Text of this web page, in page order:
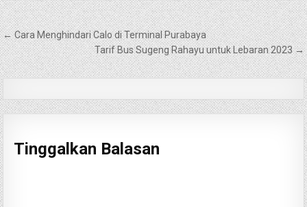
Navigasi
pos
← Cara Menghindari Calo di Terminal Purabaya
Tarif Bus Sugeng Rahayu untuk Lebaran 2023 →
Tinggalkan Balasan